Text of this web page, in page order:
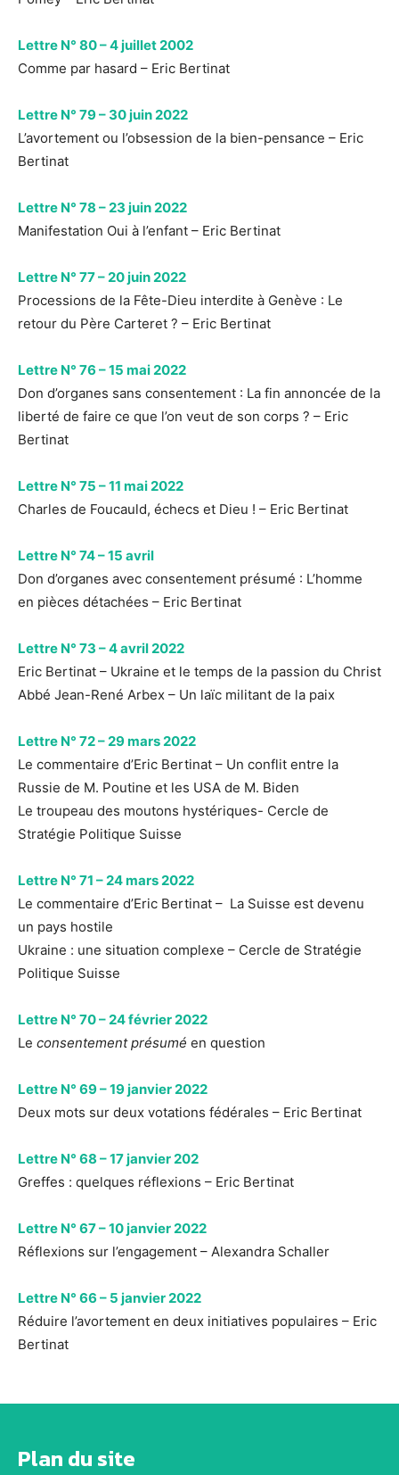
Lettre N° 80 – 4 juillet 2002
Comme par hasard – Eric Bertinat
Lettre N° 79 – 30 juin 2022
L’avortement ou l’obsession de la bien-pensance – Eric
Bertinat
Lettre N° 78 – 23 juin 2022
Manifestation Oui à l’enfant – Eric Bertinat
Lettre N° 77 – 20 juin 2022
Processions de la Fête-Dieu interdite à Genève : Le
retour du Père Carteret ? – Eric Bertinat
Lettre N° 76 – 15 mai 2022
Don d’organes sans consentement : La fin annoncée de la
liberté de faire ce que l’on veut de son corps ? – Eric
Bertinat
Lettre N° 75 – 11 mai 2022
Charles de Foucauld, échecs et Dieu ! – Eric Bertinat
Lettre N° 74 – 15 avril
Don d’organes avec consentement présumé : L’homme
en pièces détachées – Eric Bertinat
Lettre N° 73 – 4 avril 2022
Eric Bertinat – Ukraine et le temps de la passion du Christ
Abbé Jean-René Arbex – Un laïc militant de la paix
Lettre N° 72 – 29 mars 2022
Le commentaire d’Eric Bertinat – Un conflit entre la
Russie de M. Poutine et les USA de M. Biden
Le troupeau des moutons hystériques- Cercle de
Stratégie Politique Suisse
Lettre N° 71 – 24 mars 2022
Le commentaire d’Eric Bertinat – La Suisse est devenu
un pays hostile
Ukraine : une situation complexe – Cercle de Stratégie
Politique Suisse
Lettre N° 70 – 24 février 2022
Le consentement présumé en question
Lettre N° 69 – 19 janvier 2022
Deux mots sur deux votations fédérales – Eric Bertinat
Lettre N° 68 – 17 janvier 202
Greffes : quelques réflexions – Eric Bertinat
Lettre N° 67 – 10 janvier 2022
Réflexions sur l’engagement – Alexandra Schaller
Lettre N° 66 – 5 janvier 2022
Réduire l’avortement en deux initiatives populaires – Eric
Bertinat
Plan du site